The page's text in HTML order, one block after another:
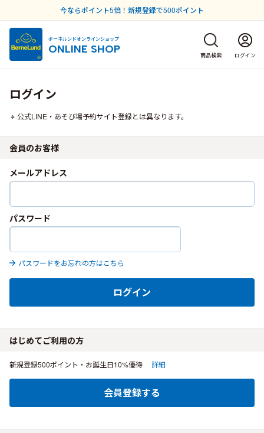
今ならポイント5倍！新規登録で500ポイント
ボーネルンドオンラインショップ
ONLINE SHOP 商品検索 ログイン
ログイン
公式LINE・あそび場予約サイト登録とは異なります。
会員のお客様
メールアドレス
パスワード
パスワードをお忘れの方はこちら
ログイン
はじめてご利用の方
新規登録500ポイント・お誕生日10%優待 詳細
会員登録する